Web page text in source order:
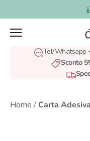
al
contenuto
Tel/Whatsapp
Sconto
Home / Carta